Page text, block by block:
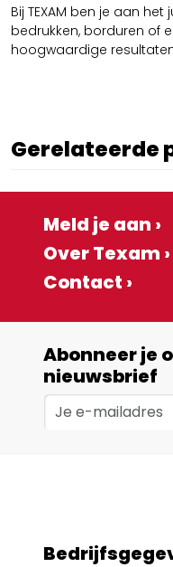
Bij TEXAM ben je aan
bedrukken, borduren of
hoogwaardige
Gerelateerde
Meld je aan ›
Over Texam ›
Contact ›
Abonneer je
nieuwsbrief